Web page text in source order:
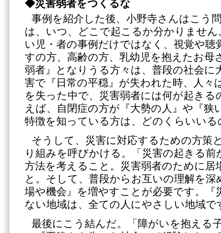
◆災害弱者をつくるな
事例を紹介した後、小野寺さんはこう
は、いつ、どこで起こるか分かりませ
い児・者の事例だけではなく、視覚や聴
すの方、高齢の方、乳幼児を抱えたお母
弱者』となりうる方々は、普段の社会に
害で『日常の平穏』が失われた時、人々
を失った中で、災害弱者には何が起き
えば、自閉症の方が『大勢の人』や『狭
特徴を知っている方は、どのくらいい
そうして、災害に対応するための方策
り組みを呼びかける。「災害の起きる
方法を考えること。災害弱者のために居
と。そして、普段からお互いの理解を
場や機会』を増やすことが必要です。『
ない地域は、全ての人にやさしい地域で
最後にこう結んだ。「障がいを抱える